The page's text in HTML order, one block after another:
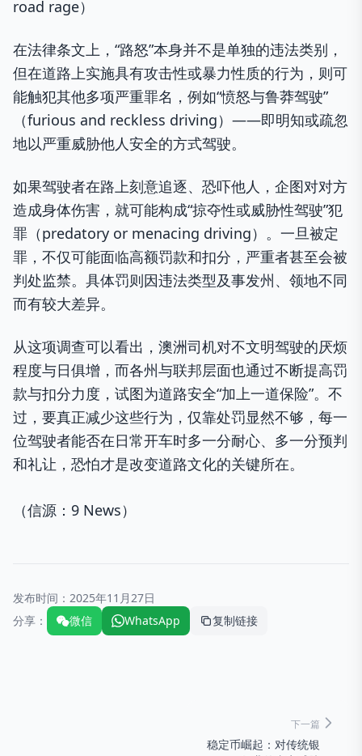
road rage）
在法律条文上，“路怒”本身并不是单独的违法类别，
但在道路上实施具有攻击性或暴力性质的行为，则可
能触犯其他多项严重罪名，例如“愤怒与鲁莽驾驶”
（furious and reckless driving）——即明知或疏忽
地以严重威胁他人安全的方式驾驶。
如果驾驶者在路上刻意追逐、恐吓他人，企图对对方
造成身体伤害，就可能构成“掠夺性或威胁性驾驶”犯
罪（predatory or menacing driving）。一旦被定
罪，不仅可能面临高额罚款和扣分，严重者甚至会被
判处监禁。具体罚则因违法类型及事发州、领地不同
而有较大差异。
从这项调查可以看出，澳洲司机对不文明驾驶的厌烦
程度与日俱增，而各州与联邦层面也通过不断提高罚
款与扣分力度，试图为道路安全“加上一道保险”。不
过，要真正减少这些行为，仅靠处罚显然不够，每一
位驾驶者能否在日常开车时多一分耐心、多一分预判
和礼让，恐怕才是改变道路文化的关键所在。
（信源：9 News）
发布时间： 2025年11月27日
分享：
微信 WhatsApp 复制链接
下一篇
稳定币崛起：对传统银